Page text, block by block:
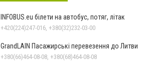
INFOBUS.eu білети на автобус, потяг, літак
+420(224)247-016, +380(32)232-03-00
GrandLAIN Пасажирські перевезення до Литви
+380(66)464-08-08, +380(68)464-08-08